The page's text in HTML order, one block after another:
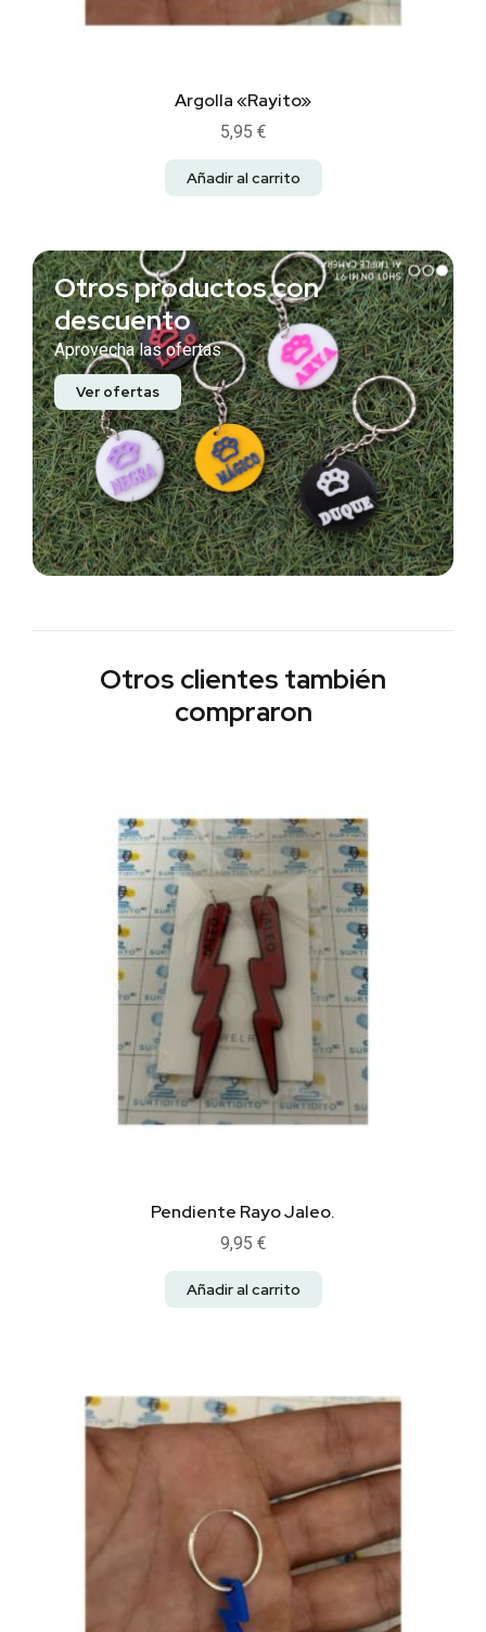
Argolla «Rayito»
5,95 €
Añadir al carrito
Otros productos con
descuento
Aprovecha las ofertas
Ver ofertas
Otros clientes también
compraron
Pendiente Rayo Jaleo.
9,95 €
Añadir al carrito